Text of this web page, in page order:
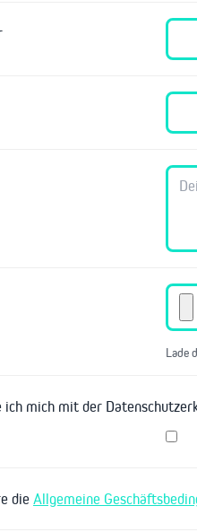
Lade
mich mit der
dieAllgemeine